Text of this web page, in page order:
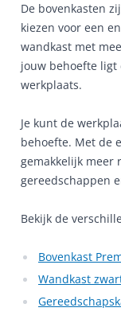
De bovenkasten
kiezen voor een
wandkast met
jouw behoefte ligt
werkplaats.
Je kunt de
behoefte. Met de
gemakkelijk meer
gereedschappen
Bekijk de
Bovenkast
Wandkast